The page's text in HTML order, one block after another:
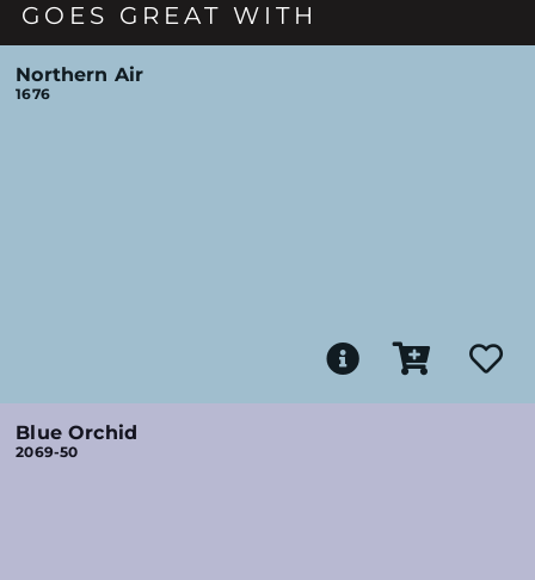
GOES GREAT WITH
Northern Air
1676
Blue Orchid
2069-50